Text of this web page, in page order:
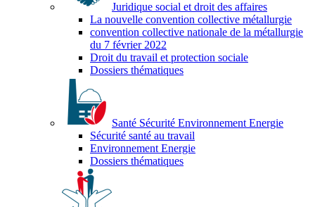
Juridique social et droit des affaires
La nouvelle convention collective métallurgie
convention collective nationale de la métallurgie
du 7 février 2022
Droit du travail et protection sociale
Dossiers thématiques
Santé Sécurité Environnement Energie
Sécurité santé au travail
Environnement Energie
Dossiers thématiques